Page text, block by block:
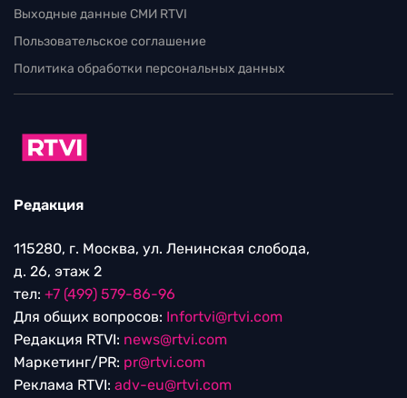
Выходные данные СМИ RTVI
Пользовательское соглашение
Политика обработки персональных данных
Редакция
115280, г. Москва, ул. Ленинская слобода,
д. 26, этаж 2
тел: +7 (499) 579-86-96
Для общих вопросов: Infortvi@rtvi.com
Редакция RTVI: news@rtvi.com
Маркетинг/PR: pr@rtvi.com
Реклама RTVI: adv-eu@rtvi.com